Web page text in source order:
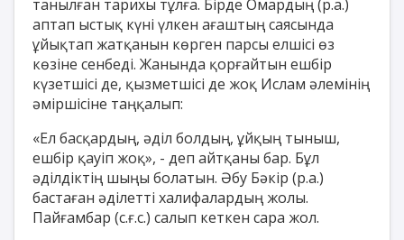
танылған тарихы тұлға. Бірде Омардың (р.а.)
аптап ыстық күні үлкен ағаштың саясында
ұйықтап жатқанын көрген парсы елшісі өз
көзіне сенбеді. Жанында қорғайтын ешбір
күзетшісі де, қызметшісі де жоқ Ислам әлемінің
әміршісіне таңқалып:
«Ел басқардың, әділ болдың, ұйқың тыныш,
ешбір қауіп жоқ», - деп айтқаны бар. Бұл
әділдіктің шыңы болатын. Әбу Бәкір (р.а.)
бастаған әділетті халифалардың жолы.
Пайғамбар (с.ғ.с.) салып кеткен сара жол.